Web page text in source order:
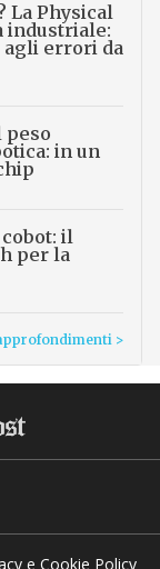
La Physical
industriale:
agli errori da
peso
in un
il
per la
>
e Cookie Policy